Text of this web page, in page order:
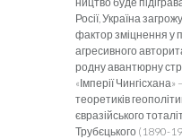
Росії, Україна
фактор зміцнення у
агресивного
родну авантюрну
«Імперії Чингісхана»
теоретиків
євразійського
Трубєцького (1890-